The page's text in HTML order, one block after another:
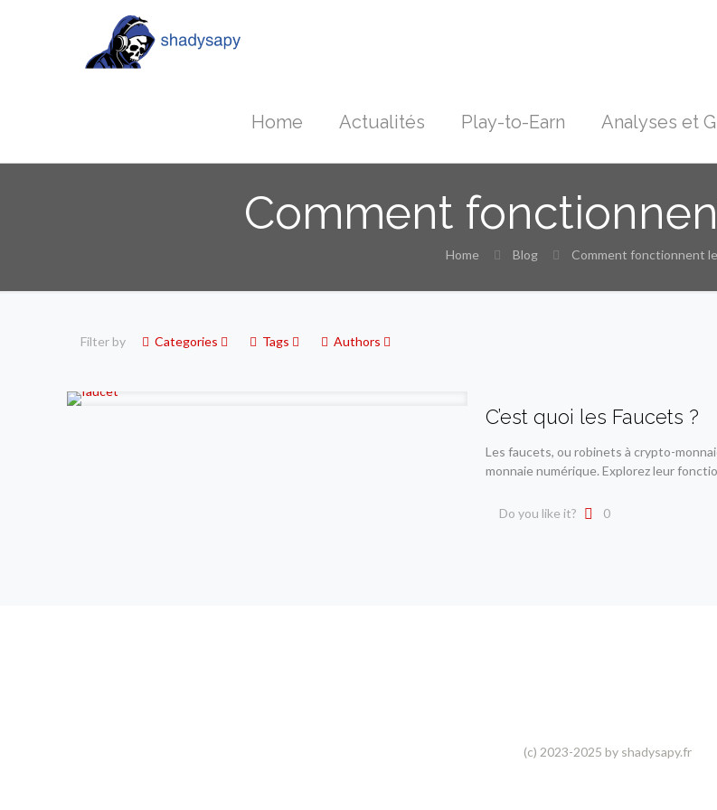
Home Actualités Play-to-Earn Analyses et
Comment
Home Blog Comment fonctionnent
Filter by Categories Tags Authors
C’est quoi les Faucets ?
Les faucets, ou robinets à crypto-
monnaie numérique. Explorez leur
Do you like it? 0
(c) 2023-2025 by shadysapy.fr